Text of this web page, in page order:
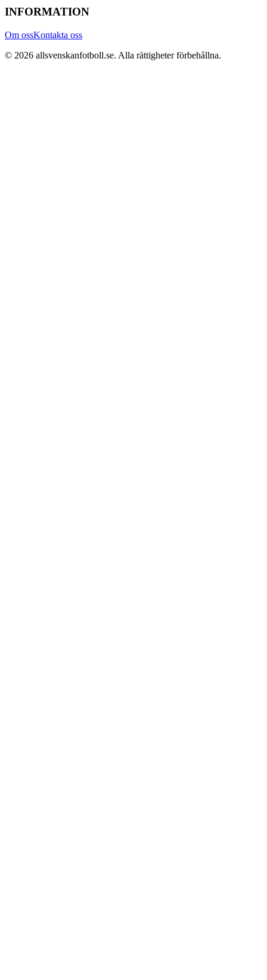
INFORMATION
Om ossKontakta oss
© 2026 allsvenskanfotboll.se. Alla rättigheter förbehållna.